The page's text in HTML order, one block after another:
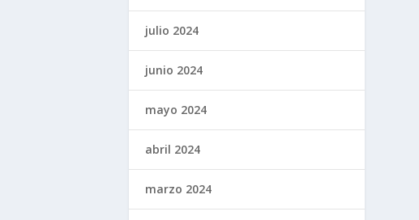
julio 2024
junio 2024
mayo 2024
abril 2024
marzo 2024